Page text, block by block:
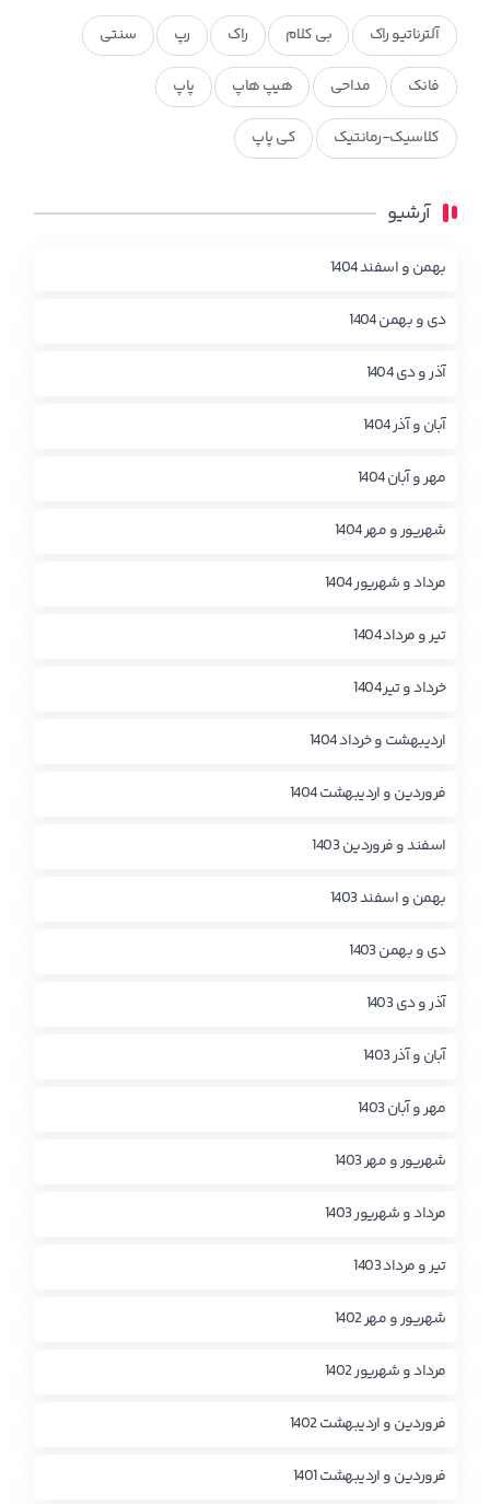
آلترناتیو راک بی کلام راک رپ سنتی
فانک مداحی هیپ هاپ پاپ
کلاسیک-رمانتیک کی پاپ
آرشیو
بهمن و اسفند 1404
دی و بهمن 1404
آذر و دی 1404
آبان و آذر 1404
مهر و آبان 1404
شهریور و مهر 1404
مرداد و شهریور 1404
تیر و مرداد 1404
خرداد و تیر 1404
اردیبهشت و خرداد 1404
فروردین و اردیبهشت 1404
اسفند و فروردین 1403
بهمن و اسفند 1403
دی و بهمن 1403
آذر و دی 1403
آبان و آذر 1403
مهر و آبان 1403
شهریور و مهر 1403
مرداد و شهریور 1403
تیر و مرداد 1403
شهریور و مهر 1402
مرداد و شهریور 1402
فروردین و اردیبهشت 1402
فروردین و اردیبهشت 1401